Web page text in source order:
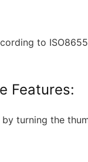
to ISO8655
Features:
by turning the